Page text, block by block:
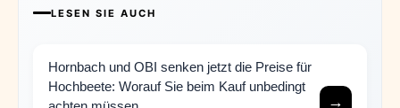
LESEN SIE AUCH
Hornbach und OBI senken jetzt die Preise für
Hochbeete: Worauf Sie beim Kauf unbedingt
→